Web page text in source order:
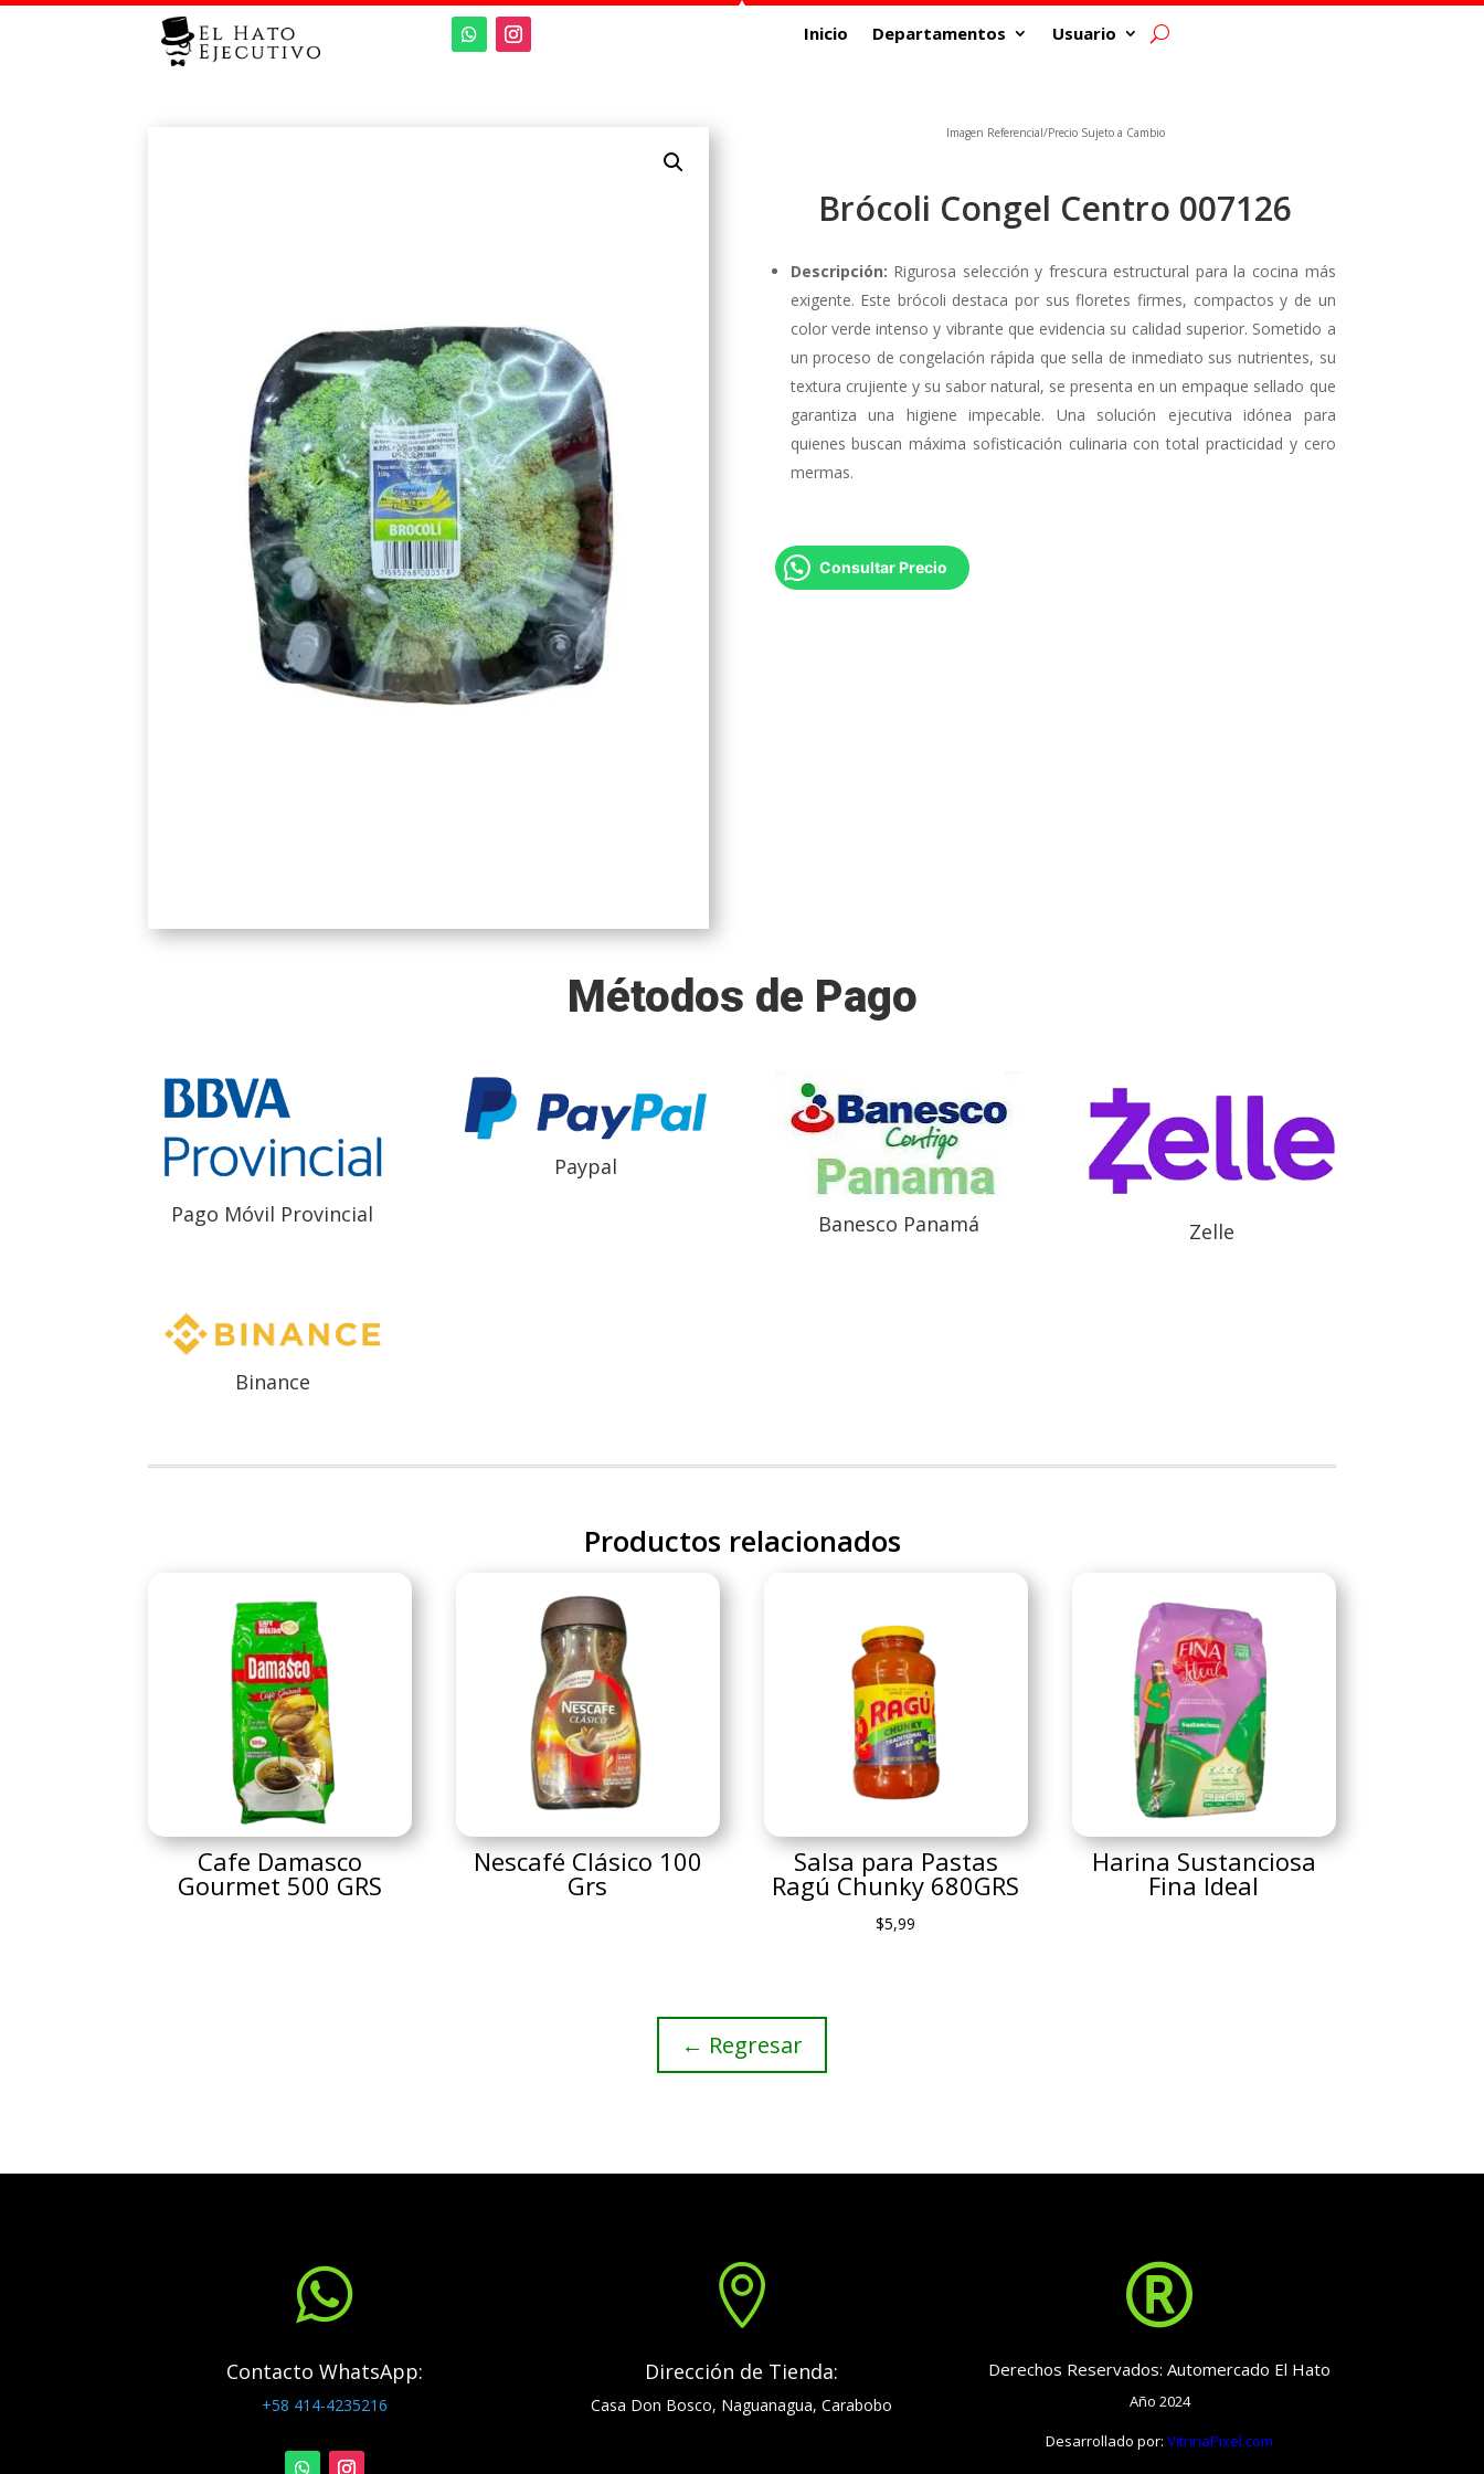
Inicio Departamentos Usuario
Imagen Referencial/Precio Sujeto a Cambio
Brócoli Congel Centro 007126
Descripción: Rigurosa selección y frescura estructural para la cocina más
exigente. Este brócoli destaca por sus floretes firmes, compactos y de un
color verde intenso y vibrante que evidencia su calidad superior. Sometido a
un proceso de congelación rápida que sella de inmediato sus nutrientes, su
textura crujiente y su sabor natural, se presenta en un empaque sellado que
garantiza una higiene impecable. Una solución ejecutiva idónea para
quienes buscan máxima sofisticación culinaria con total practicidad y cero
mermas.
Consultar Precio
Métodos de Pago
Pago Móvil Provincial
Paypal
Banesco Panamá Zelle
Binance
Productos relacionados
Cafe Damasco
Gourmet 500 GRS
Nescafé Clásico 100
Grs
Salsa para Pastas
Ragú Chunky 680GRS
$5,99
Harina Sustanciosa
Fina Ideal
← Regresar

Contacto WhatsApp:
+58 414-4235216

Dirección de Tienda:
Casa Don Bosco, Naguanagua, Carabobo

Derechos Reservados: Automercado El Hato
Año 2024
Desarrollado por:VitrinaPixel.com